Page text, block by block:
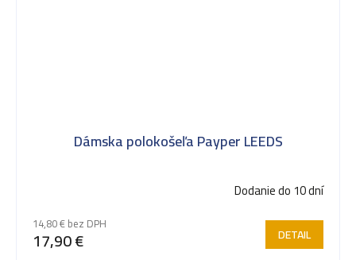
Dámska polokošeľa Payper LEEDS
Dodanie do 10 dní
14,80 € bez DPH
17,90 € DETAIL